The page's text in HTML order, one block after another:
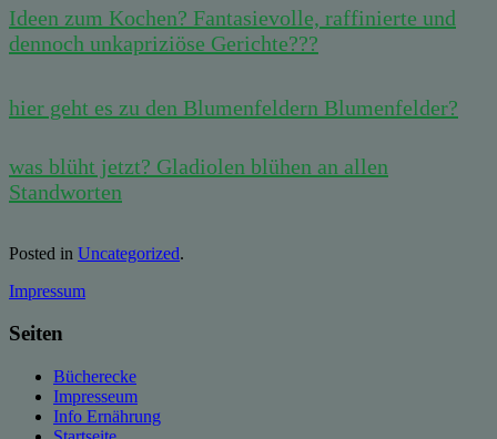
Ideen zum Kochen? Fantasievolle, raffinierte und
dennoch unkapriziöse Gerichte???
hier geht es zu den Blumenfeldern Blumenfelder?
was blüht jetzt? Gladiolen blühen an allen
Standworten
Posted in Uncategorized.
Impressum
Seiten
Bücherecke
Impresseum
Info Ernährung